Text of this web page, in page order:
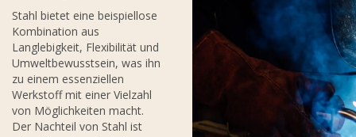
Stahl bietet eine beispiellose
Kombination aus
Langlebigkeit, Flexibilität und
Umweltbewusstsein, was ihn
zu einem essenziellen
Werkstoff mit einer Vielzahl
von Möglichkeiten macht.
Der Nachteil von Stahl ist